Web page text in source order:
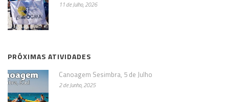
11 de Julho, 2026
PRÓXIMAS ATIVIDADES
Canoagem Sesimbra, 5 de Julho
2 de Junho, 2025